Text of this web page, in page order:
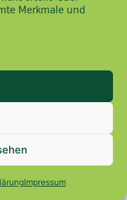
Merkmale und
Impressum